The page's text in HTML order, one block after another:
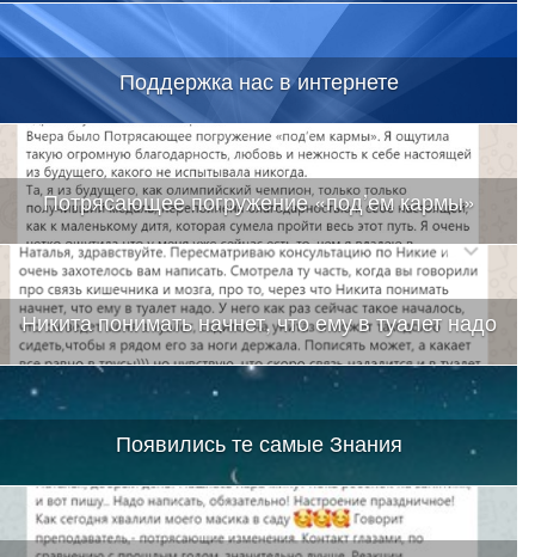
Поддержка нас в интернете
Потрясающее погружение «под’ем кармы»
Никита понимать начнет, что ему в туалет надо
Появились те самые Знания